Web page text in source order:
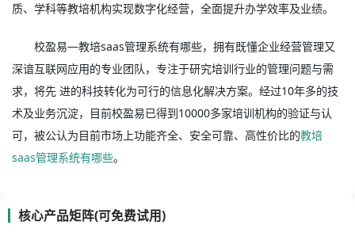
质、学科等教培机构实现数字化经营，全面提升办学效率及业绩。
校盈易—教培saas管理系统有哪些，拥有既懂企业经营管理又
深谙互联网应用的专业团队，专注于研究培训行业的管理问题与需
求，将先 进的科技转化为可行的信息化解决方案。经过10年多的技
术及业务沉淀，目前校盈易已得到10000多家培训机构的验证与认
可，被公认为目前市场上功能齐全、安全可靠、高性价比的教培
saas管理系统有哪些。
核心产品矩阵(可免费试用)